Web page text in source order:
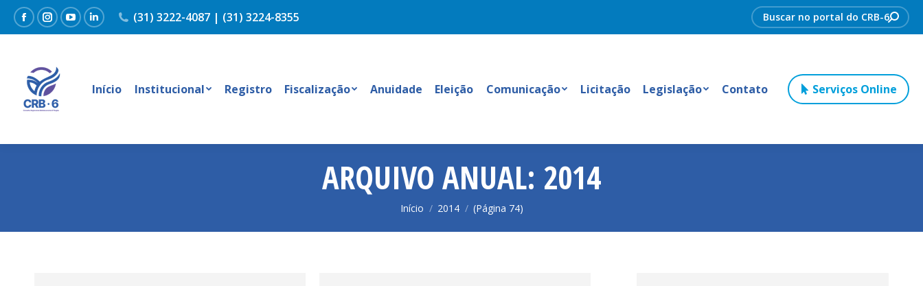
FacebookInstagram
YouTubeLinkedin
(31) 3222-4087 | (31) 3224-8355 Search:
Início Institucional Registro Fiscalização Anuidade Eleição Comunicação Licitação Legislação Contato Serviços Online
ARQUIVO ANUAL: 2014
Você está aqui:
Início 2014 (Página 74)